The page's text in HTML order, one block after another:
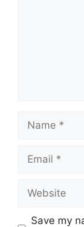
Name
Email
Website
Save my